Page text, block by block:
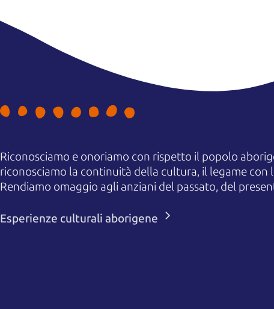
Riconosciamo e onoriamo con rispetto il popolo
riconosciamo la continuità della cultura, il legame con
Rendiamo omaggio agli anziani del passato, del
Esperienze culturali aborigene